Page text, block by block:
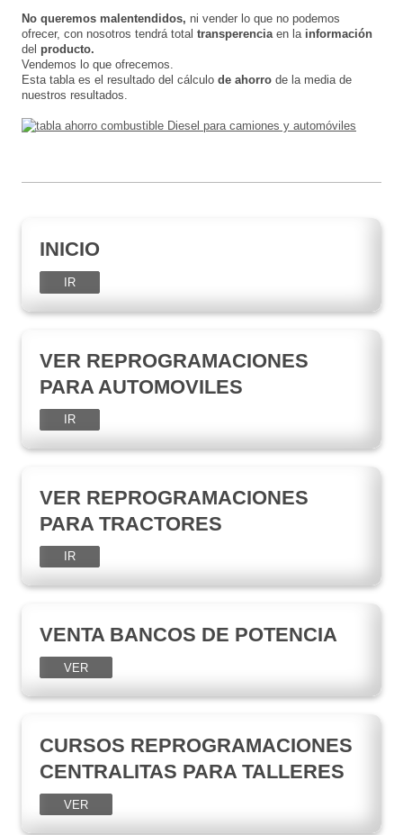
No queremos malentendidos, ni vender lo que no podemos
ofrecer, con nosotros tendrá total transperenciaen la información
del producto.
Vendemos lo que ofrecemos.
Esta tabla es el resultado del cálculo de ahorro de la media de
nuestros resultados.
INICIO
IR
VER REPROGRAMACIONES
PARA AUTOMOVILES
IR
VER REPROGRAMACIONES
PARA TRACTORES
IR
VENTA BANCOS DE POTENCIA
VER
CURSOS REPROGRAMACIONES
CENTRALITAS PARA TALLERES
VER